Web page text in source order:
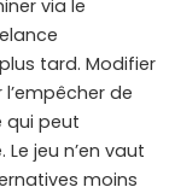
via le
tard. Modifier
de
qui peut
jeu n’en vaut
moins